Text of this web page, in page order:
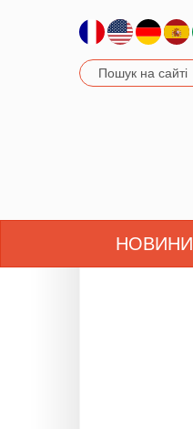
НОВИНИ